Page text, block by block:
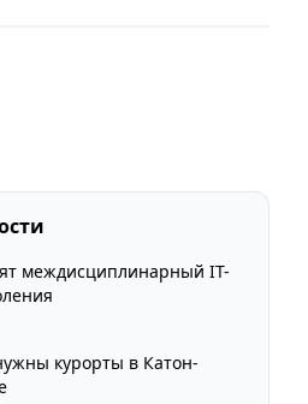
междисциплинарный IT-
курорты в Катон-